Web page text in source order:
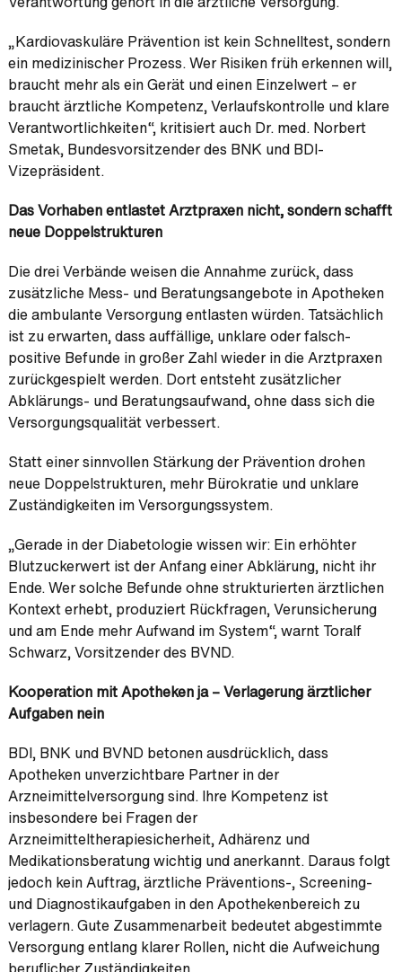
„Kardiovaskuläre Prävention ist kein Schnelltest, sondern
ein medizinischer Prozess. Wer Risiken früh erkennen will,
braucht mehr als ein Gerät und einen Einzelwert – er
braucht ärztliche Kompetenz, Verlaufskontrolle und klare
Verantwortlichkeiten“, kritisiert auch Dr. med. Norbert
Smetak, Bundesvorsitzender des BNK und BDI-
Vizepräsident.
Das Vorhaben entlastet Arztpraxen nicht, sondern schafft
neue Doppelstrukturen
Die drei Verbände weisen die Annahme zurück, dass
zusätzliche Mess- und Beratungsangebote in Apotheken
die ambulante Versorgung entlasten würden. Tatsächlich
ist zu erwarten, dass auffällige, unklare oder falsch-
positive Befunde in großer Zahl wieder in die Arztpraxen
zurückgespielt werden. Dort entsteht zusätzlicher
Abklärungs- und Beratungsaufwand, ohne dass sich die
Versorgungsqualität verbessert.
Statt einer sinnvollen Stärkung der Prävention drohen
neue Doppelstrukturen, mehr Bürokratie und unklare
Zuständigkeiten im Versorgungssystem.
„Gerade in der Diabetologie wissen wir: Ein erhöhter
Blutzuckerwert ist der Anfang einer Abklärung, nicht ihr
Ende. Wer solche Befunde ohne strukturierten ärztlichen
Kontext erhebt, produziert Rückfragen, Verunsicherung
und am Ende mehr Aufwand im System“, warnt Toralf
Schwarz, Vorsitzender des BVND.
Kooperation mit Apotheken ja – Verlagerung ärztlicher
Aufgaben nein
BDI, BNK und BVND betonen ausdrücklich, dass
Apotheken unverzichtbare Partner in der
Arzneimittelversorgung sind. Ihre Kompetenz ist
insbesondere bei Fragen der
Arzneimitteltherapiesicherheit, Adhärenz und
Medikationsberatung wichtig und anerkannt. Daraus folgt
jedoch kein Auftrag, ärztliche Präventions-, Screening-
und Diagnostikaufgaben in den Apothekenbereich zu
verlagern. Gute Zusammenarbeit bedeutet abgestimmte
Versorgung entlang klarer Rollen, nicht die Aufweichung